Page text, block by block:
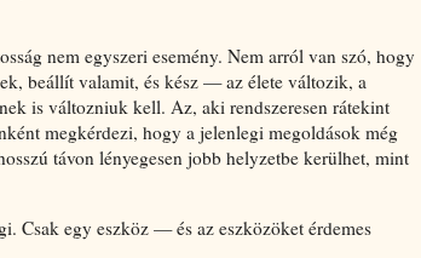
nem egyszeri esemény. Nem arról van szó, hogy
beállít valamit, és kész — az élete változik, a
is változniuk kell. Az, aki rendszeresen rátekint
megkérdezi, hogy a jelenlegi megoldások még
távon lényegesen jobb helyzetbe kerülhet, mint
Csak egy eszköz — és az eszközöket érdemes